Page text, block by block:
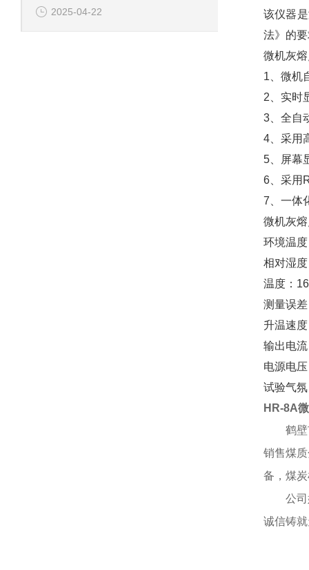
该仪器
法》的
微机灰
1、微机
2、实时
3、全自
4、采用
5、屏幕
6、采用
7、一体
微机灰
环境温
相对湿
温度：
测量误
升温速
输出电
电源电
试验气
HR-8A
鹤
销售煤
备，煤
公
诚信铸
2025-04-22